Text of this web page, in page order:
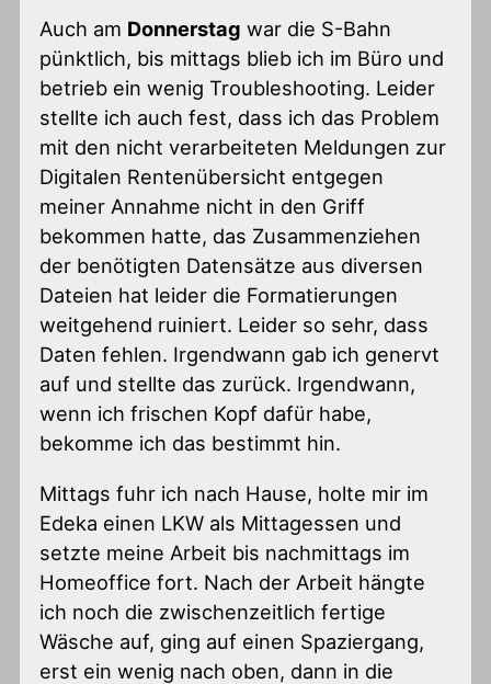
Auch am Donnerstag war die S-Bahn
pünktlich, bis mittags blieb ich im Büro und
betrieb ein wenig Troubleshooting. Leider
stellte ich auch fest, dass ich das Problem
mit den nicht verarbeiteten Meldungen zur
Digitalen Rentenübersicht entgegen
meiner Annahme nicht in den Griff
bekommen hatte, das Zusammenziehen
der benötigten Datensätze aus diversen
Dateien hat leider die Formatierungen
weitgehend ruiniert. Leider so sehr, dass
Daten fehlen. Irgendwann gab ich genervt
auf und stellte das zurück. Irgendwann,
wenn ich frischen Kopf dafür habe,
bekomme ich das bestimmt hin.
Mittags fuhr ich nach Hause, holte mir im
Edeka einen LKW als Mittagessen und
setzte meine Arbeit bis nachmittags im
Homeoffice fort. Nach der Arbeit hängte
ich noch die zwischenzeitlich fertige
Wäsche auf, ging auf einen Spaziergang,
erst ein wenig nach oben, dann in die